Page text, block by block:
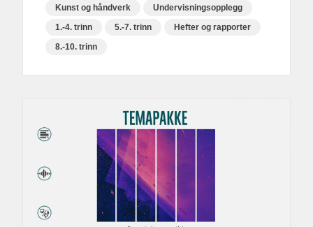
Kunst og håndverk
Undervisningsopplegg
1.-4. trinn
5.-7. trinn
Hefter og rapporter
8.-10. trinn